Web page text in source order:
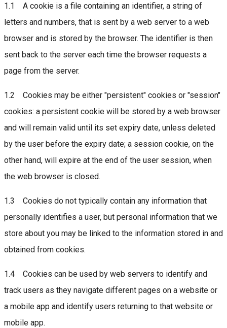
1.1 A cookie is a file containing an identifier, a string of
letters and numbers, that is sent by a web server to a web
browser and is stored by the browser. The identifier is then
sent back to the server each time the browser requests a
page from the server.
1.2 Cookies may be either "persistent" cookies or "session"
cookies: a persistent cookie will be stored by a web browser
and will remain valid until its set expiry date, unless deleted
by the user before the expiry date; a session cookie, on the
other hand, will expire at the end of the user session, when
the web browser is closed.
1.3 Cookies do not typically contain any information that
personally identifies a user, but personal information that we
store about you may be linked to the information stored in and
obtained from cookies.
1.4 Cookies can be used by web servers to identify and
track users as they navigate different pages on a website or
a mobile app and identify users returning to that website or
mobile app.